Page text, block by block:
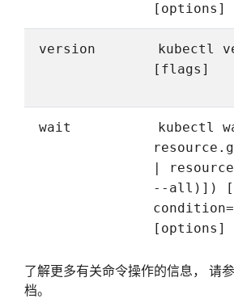
[options]
version
kubectl
[flags]
wait
kubectl
|
--all)])
[options]
了解更多有关命令操作的信息， 请
档。